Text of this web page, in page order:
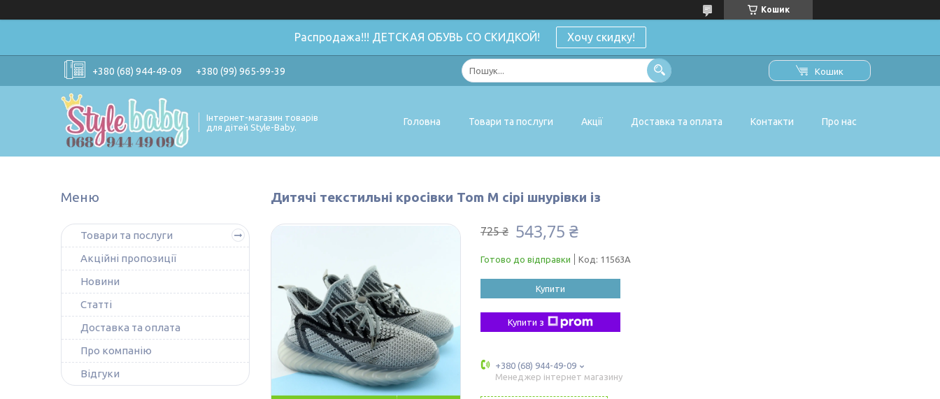
Кошик
Распродажа!!! ДЕТСКАЯ ОБУВЬ СО СКИДКОЙ! Хочу скидку!
+380 (68) 944-49-09 +380 (99) 965-99-39 Кошик
Інтернет-магазин товарів
для дітей Style-Baby.
Головна Товари та послуги Акції Доставка та оплата Контакти Про нас
Дитячі текстильні кросівки Tom M сірі шнурівки із
725 ₴ 543,75 ₴
Готово до відправки Код: 11563A
Купити
Купити з
+380 (68) 944-49-09
Менеджер інтернет магазину
Товари та послуги
Акційні пропозиції
Новини
Статті
Доставка та оплата
Про компанію
Відгуки